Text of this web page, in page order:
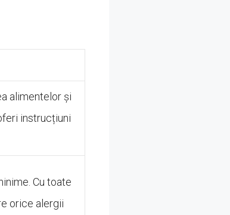
alimentelor și
instrucțiuni
Cu toate
orice alergii